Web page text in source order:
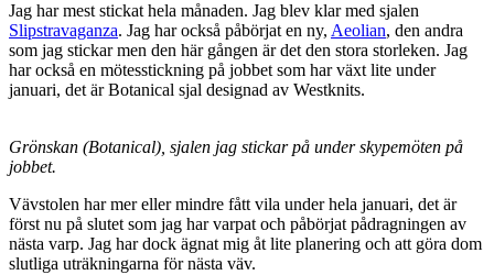
Jag har mest stickat hela månaden. Jag blev klar med sjalen
Slipstravaganza. Jag har också påbörjat en ny, Aeolian, den andra
som jag stickar men den här gången är det den stora storleken. Jag
har också en mötesstickning på jobbet som har växt lite under
januari, det är Botanical sjal designad av Westknits.
Grönskan (Botanical), sjalen jag stickar på under skypemöten på
jobbet.
Vävstolen har mer eller mindre fått vila under hela januari, det är
först nu på slutet som jag har varpat och påbörjat pådragningen av
nästa varp. Jag har dock ägnat mig åt lite planering och att göra dom
slutliga uträkningarna för nästa väv.